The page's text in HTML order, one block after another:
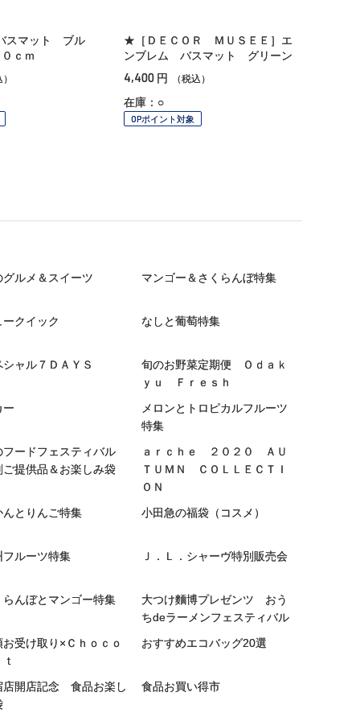
スマット ブル
ｃｍ
★［ＤＥＣＯＲ ＭＵＳＥＥ］エ
ンブレム バスマット グリーン
4,400 円 （税込）
在庫：○
OPポイント対象
グルメ＆スイーツ マンゴー＆さくらんぼ特集
ークイック なしと葡萄特集
シャル７ＤＡＹＳ
旬のお野菜定期便 Ｏｄａｋ
ｙｕ Ｆｒｅｓｈ
ー
メロンとトロピカルフルーツ
特集
フードフェスティバル
ご提供品＆お楽しみ袋
ａｒｃｈｅ ２０２０ ＡＵ
ＴＵＭＮ ＣＯＬＬＥＣＴＩ
ＯＮ
んとりんご特集
小田急の福袋（コスメ）
フルーツ特集 Ｊ．Ｌ．シャーヴ特別販売会
らんぼとマンゴー特集
大つけ麵博プレゼンツ おう
ちdeラーメンフェスティバル
お受け取り×Ｃｈｏｃｏ
おすすめエコバッグ20選
店開店記念 食品お楽し
食品お買い得市